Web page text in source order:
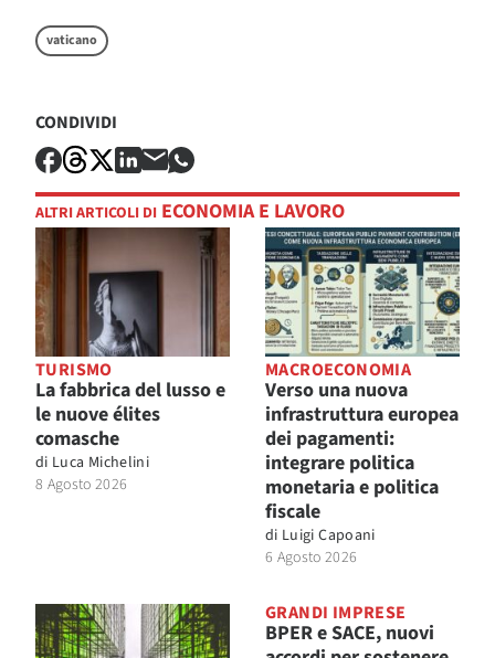
vaticano
CONDIVIDI
ALTRI ARTICOLI DI ECONOMIA E LAVORO
TURISMO
La fabbrica del lusso e
le nuove élites
comasche
di Luca Michelini
8 Agosto 2026
MACROECONOMIA
Verso una nuova
infrastruttura europea
dei pagamenti:
integrare politica
monetaria e politica
fiscale
di Luigi Capoani
6 Agosto 2026
GRANDI IMPRESE
BPER e SACE, nuovi